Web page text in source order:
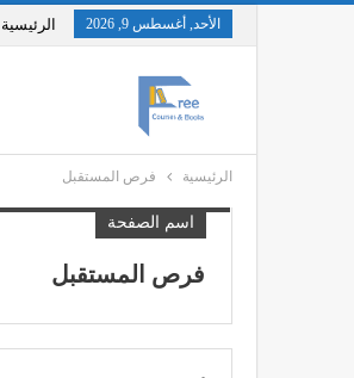
الأحد, أغسطس 9, 2026 الرئيسية
الرئيسية فرص المستقبل
اسم الصفحة
فرص المستقبل